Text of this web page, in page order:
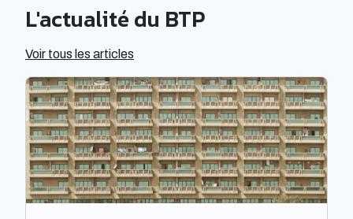
L'actualité du BTP
Voir tous les articles